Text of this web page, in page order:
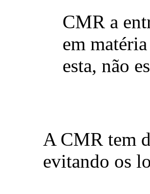
CMR a
em
esta, não
A CMR tem
evitando os